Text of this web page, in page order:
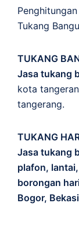
Penghitungan
Tukang
TUKANG
Jasa tukang
kota
tangerang.
TUKANG
Jasa tukang
plafon,
borongan
Bogor,